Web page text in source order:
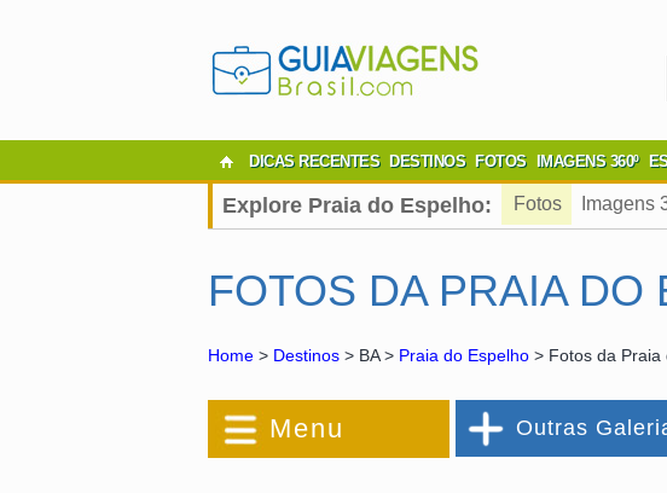
DICAS RECENTES DESTINOS FOTOS IMAGENS 360º
Explore Praia do Espelho: Fotos Imagens
FOTOS DA PRAIA DO
Home > Destinos > BA > Praia do Espelho > Fotos da Praia
Menu Outras